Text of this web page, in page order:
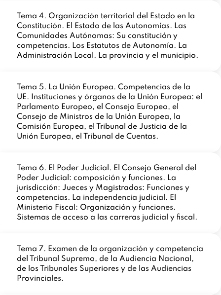
Tema 4. Organización territorial del Estado en la
Constitución. El Estado de las Autonomías. Las
Comunidades Autónomas: Su constitución y
competencias. Los Estatutos de Autonomía. La
Administración Local. La provincia y el municipio.
Tema 5. La Unión Europea. Competencias de la
UE. Instituciones y órganos de la Unión Europea: el
Parlamento Europeo, el Consejo Europeo, el
Consejo de Ministros de la Unión Europea, la
Comisión Europea, el Tribunal de Justicia de la
Unión Europea, el Tribunal de Cuentas.
Tema 6. El Poder Judicial. El Consejo General del
Poder Judicial: composición y funciones. La
jurisdicción: Jueces y Magistrados: Funciones y
competencias. La independencia judicial. El
Ministerio Fiscal: Organización y funciones.
Sistemas de acceso a las carreras judicial y fiscal.
Tema 7. Examen de la organización y competencia
del Tribunal Supremo, de la Audiencia Nacional,
de los Tribunales Superiores y de las Audiencias
Provinciales.